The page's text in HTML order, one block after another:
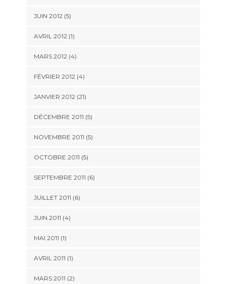
JUIN 2012 (5)
AVRIL 2012 (1)
MARS 2012 (4)
FÉVRIER 2012 (4)
JANVIER 2012 (21)
DÉCEMBRE 2011 (5)
NOVEMBRE 2011 (5)
OCTOBRE 2011 (5)
SEPTEMBRE 2011 (6)
JUILLET 2011 (6)
JUIN 2011 (4)
MAI 2011 (1)
AVRIL 2011 (1)
MARS 2011 (2)